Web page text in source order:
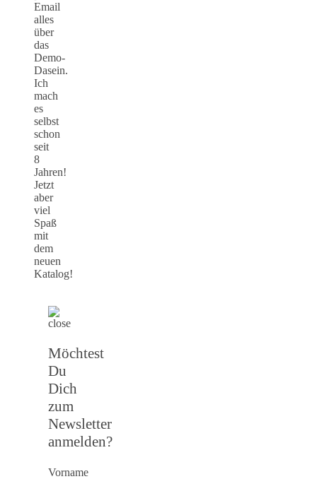
Email
alles
über
das
Demo-
Dasein.
Ich
mach
es
selbst
schon
seit
8
Jahren!
Jetzt
aber
viel
Spaß
mit
dem
neuen
Katalog!
Möchtest
Du
Dich
zum
Newsletter
anmelden?
Vorname